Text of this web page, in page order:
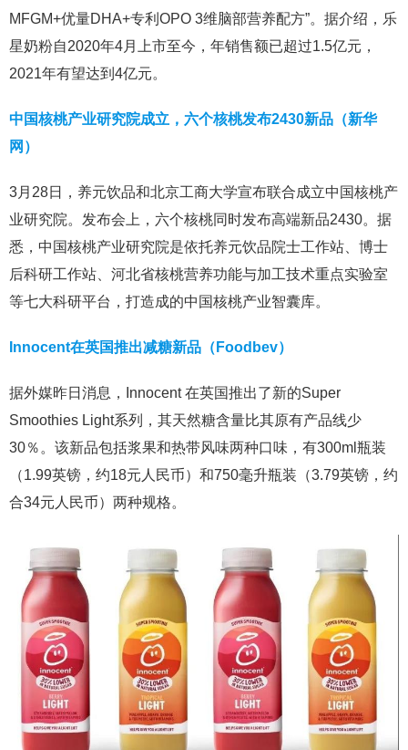
MFGM+优量DHA+专利OPO 3维脑部营养配方”。据介绍，乐
星奶粉自2020年4月上市至今，年销售额已超过1.5亿元，
2021年有望达到4亿元。
中国核桃产业研究院成立，六个核桃发布2430新品（新华
网）
3月28日，养元饮品和北京工商大学宣布联合成立中国核桃产
业研究院。发布会上，六个核桃同时发布高端新品2430。据
悉，中国核桃产业研究院是依托养元饮品院士工作站、博士
后科研工作站、河北省核桃营养功能与加工技术重点实验室
等七大科研平台，打造成的中国核桃产业智囊库。
Innocent在英国推出减糖新品（Foodbev）
据外媒昨日消息，Innocent 在英国推出了新的Super
Smoothies Light系列，其天然糖含量比其原有产品线少
30％。该新品包括浆果和热带风味两种口味，有300ml瓶装
（1.99英镑，约18元人民币）和750毫升瓶装（3.79英镑，约
合34元人民币）两种规格。